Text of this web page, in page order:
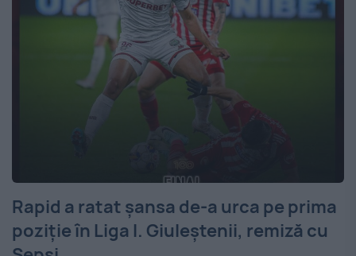
Rapid a ratat șansa de-a urca pe prima
poziție în Liga I. Giuleștenii, remiză cu